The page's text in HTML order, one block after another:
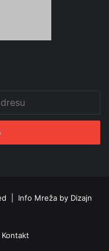
| Info Mreža by Dizajn
Kontakt